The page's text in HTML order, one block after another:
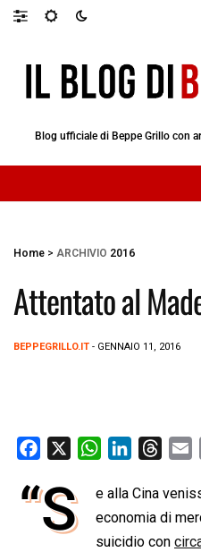
Blog ufficiale di Beppe Grillo con
Home > ARCHIVIO 2016
Attentato al
BEPPEGRILLO.IT - GENNAIO 11, 2016
c
e
W
a
t
s
n
k
e
r
e
a
a
i
l
“S
e alla Cina
economia di
suicidio con